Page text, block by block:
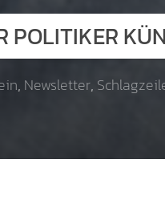
POLITIKER
, Newsletter,